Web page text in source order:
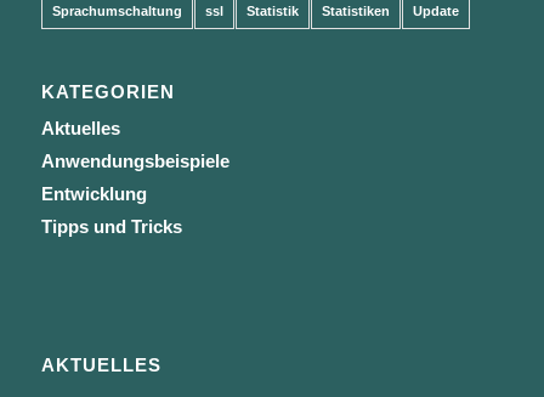
Sprachumschaltung ssl Statistik Statistiken Update
KATEGORIEN
Aktuelles
Anwendungsbeispiele
Entwicklung
Tipps und Tricks
AKTUELLES